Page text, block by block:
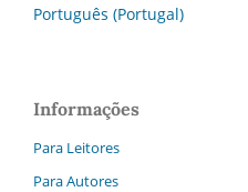
Português (Portugal)
Informações
Para Leitores
Para Autores